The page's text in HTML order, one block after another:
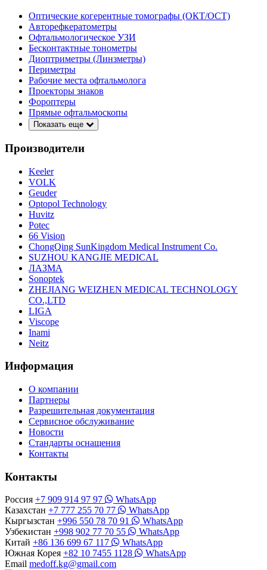
Оптические когерентные томографы (ОКТ/ОСТ)
Авторефкератометры
Офтальмологическое УЗИ
Бесконтактные тонометры
Диоптриметры (Линзметры)
Периметры
Рабочие места офтальмолога
Проекторы знаков
Фороптеры
Прямые офтальмоскопы
Показать еще
Производители
Keeler
VOLK
Geuder
Optopol Technology
Huvitz
Potec
66 Vision
ChongQing SunKingdom Medical Instrument Co.
SUZHOU KANGJIE MEDICAL
ЛАЗМА
Sonoptek
ZHEJIANG WEIZHEN MEDICAL TECHNOLOGY
CO.,LTD
LIGA
Viscope
Inami
Neitz
Информация
О компании
Партнеры
Разрешительная документация
Сервисное обслуживание
Новости
Стандарты оснащения
Контакты
Контакты
Россия +7 909 914 97 97
WhatsApp
Казахстан +7 777 255 70 77
WhatsApp
Кыргызстан +996 550 78 70 91
WhatsApp
Узбекистан +998 902 77 70 55
WhatsApp
Китай +86 136 699 67 117
WhatsApp
Южная Корея +82 10 7455 1128
WhatsApp
Email medoff.kg@gmail.com